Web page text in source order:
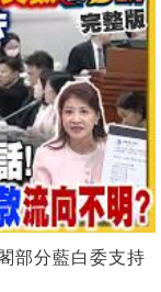
部分藍白委支持